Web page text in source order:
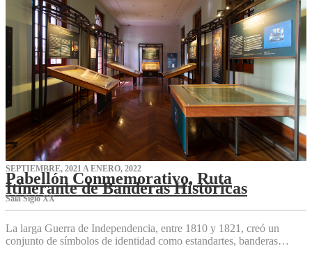
SEPTIEMBRE, 2021 A ENERO, 2022
Pabellón Conmemorativo, Ruta
Itinerante de Banderas Históricas
Sala Siglo XX
La larga Guerra de Independencia, entre 1810 y 1821, creó un
conjunto de símbolos de identidad como estandartes, banderas…